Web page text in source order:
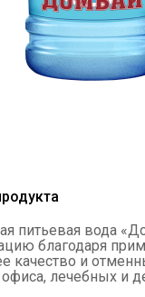
питьевая вода
благодаря
качество и
лечебных и